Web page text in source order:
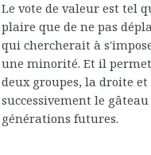
Le vote de valeur est tel
plaire que de ne pas
qui chercherait à
une minorité. Et il
deux groupes, la droite
successivement le
générations futures.